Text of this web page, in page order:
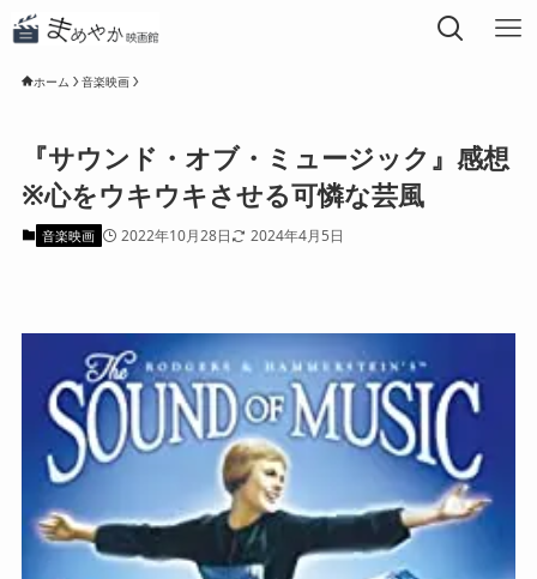
ホーム 音楽映画
『サウンド・オブ・ミュージック』感想
※心をウキウキさせる可憐な芸風
音楽映画 2022年10月28日 2024年4月5日